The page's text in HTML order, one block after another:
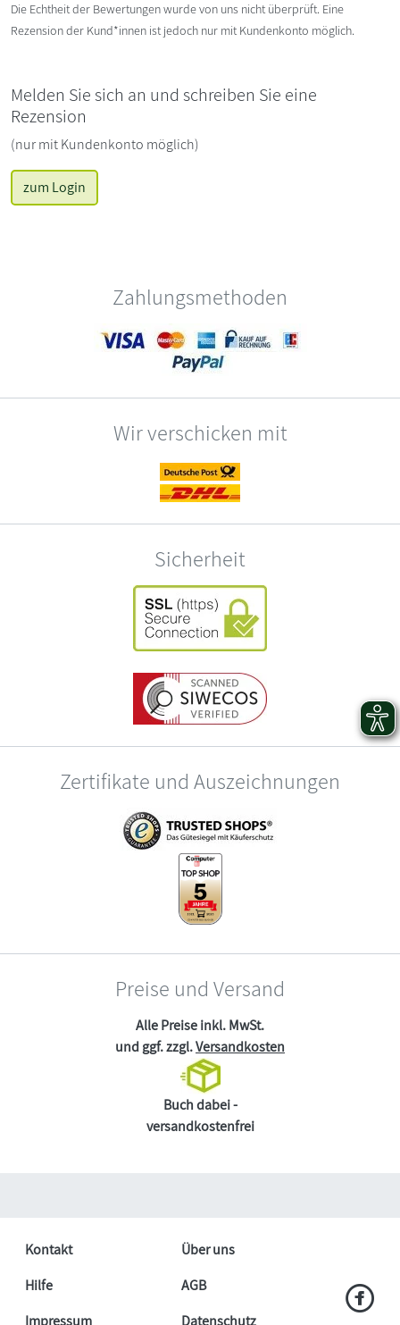
Die Echtheit der Bewertungen wurde von uns nicht überprüft. Eine
Rezension der Kund*innen ist jedoch nur mit Kundenkonto möglich.
Melden Sie sich an und schreiben Sie eine
Rezension
(nur mit Kundenkonto möglich)
zum Login
Zahlungsmethoden
Wir verschicken mit
Sicherheit
Zertifikate und Auszeichnungen
Preise und Versand
Alle Preise inkl. MwSt.
und ggf. zzgl.Versandkosten
Buch dabei -
versandkostenfrei
Kontakt
Über uns
Hilfe
AGB
Impressum
Datenschutz